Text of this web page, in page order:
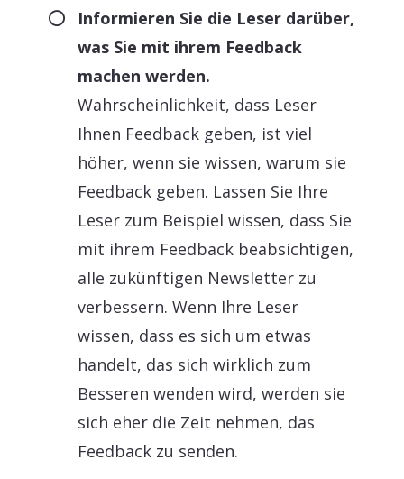
Informieren Sie die Leser darüber,
was Sie mit ihrem Feedback
machen werden.
Wahrscheinlichkeit, dass Leser
Ihnen Feedback geben, ist viel
höher, wenn sie wissen, warum sie
Feedback geben. Lassen Sie Ihre
Leser zum Beispiel wissen, dass Sie
mit ihrem Feedback beabsichtigen,
alle zukünftigen Newsletter zu
verbessern. Wenn Ihre Leser
wissen, dass es sich um etwas
handelt, das sich wirklich zum
Besseren wenden wird, werden sie
sich eher die Zeit nehmen, das
Feedback zu senden.